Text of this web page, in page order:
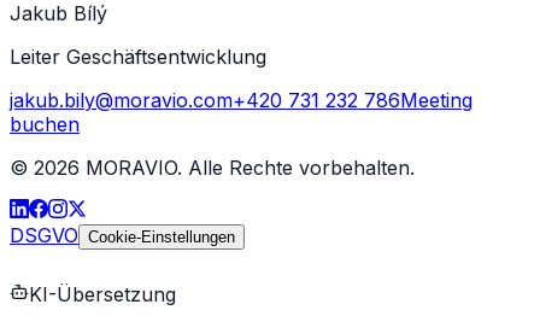
Jakub Bílý
Leiter Geschäftsentwicklung
jakub.bily@moravio.com+420 731 232 786Meeting
buchen
© 2026 MORAVIO. Alle Rechte vorbehalten.
DSGVO Cookie-Einstellungen
KI-Übersetzung